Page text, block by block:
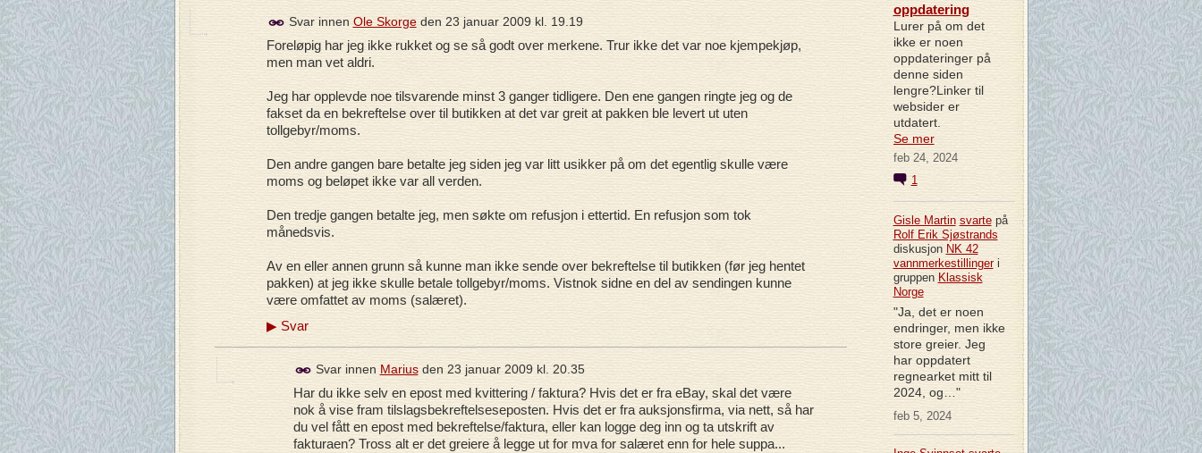
Svar innen Ole Skorgeden 23 januar 2009 kl. 19.19
Foreløpig har jeg ikke rukket og se så godt over merkene. Trur ikke det var noe kjempekjøp,
men man vet aldri.
Jeg har opplevde noe tilsvarende minst 3 ganger tidligere. Den ene gangen ringte jeg og de
fakset da en bekreftelse over til butikken at det var greit at pakken ble levert ut uten
tollgebyr/moms.
Den andre gangen bare betalte jeg siden jeg var litt usikker på om det egentlig skulle være
moms og beløpet ikke var all verden.
Den tredje gangen betalte jeg, men søkte om refusjon i ettertid. En refusjon som tok
månedsvis.
Av en eller annen grunn så kunne man ikke sende over bekreftelse til butikken (før jeg hentet
pakken) at jeg ikke skulle betale tollgebyr/moms. Vistnok sidne en del av sendingen kunne
være omfattet av moms (salæret).
▶Svar
Svar innen Mariusden 23 januar 2009 kl. 20.35
Har du ikke selv en epost med kvittering / faktura? Hvis det er fra eBay, skal det være
nok å vise fram tilslagsbekreftelseseposten. Hvis det er fra auksjonsfirma, via nett, så har
du vel fått en epost med bekreftelse/faktura, eller kan logge deg inn og ta utskrift av
fakturaen? Tross alt er det greiere å legge ut for mva for salæret enn for hele suppa...
oppdatering
Lurer på om det
ikke er noen
oppdateringer på
denne siden
lengre?Linker til
websider er
utdatert.
Se mer
feb 24, 2024
1
Gisle Martin svartepå
Rolf Erik Sjøstrands
diskusjon NK 42
vannmerkestillingeri
gruppen Klassisk
Norge
"Ja, det er noen
endringer, men ikke
store greier. Jeg
har oppdatert
regnearket mitt til
2024, og…"
feb 5, 2024